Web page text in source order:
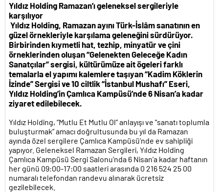
Yıldız Holding Ramazan’ı geleneksel sergileriyle
karşılıyor
Yıldız Holding, Ramazan ayını Türk-İslâm sanatının en
güzel örnekleriyle karşılama geleneğini sürdürüyor.
Birbirinden kıymetli hat, tezhip, minyatür ve çini
örneklerinden oluşan “Gelenekten Geleceğe Kadın
Sanatçılar” sergisi, kültürümüze ait ögeleri farklı
temalarla el yapımı kalemlere taşıyan “Kadim Köklerin
İzinde” Sergisi ve 10 ciltlik “İstanbul Mushafı” Eseri,
Yıldız Holding’in Çamlıca Kampüsü’nde 6 Nisan’a kadar
ziyaret edilebilecek.
Yıldız Holding, “Mutlu Et Mutlu Ol” anlayışı ve “sanatı toplumla
buluşturmak” amacı doğrultusunda bu yıl da Ramazan
ayında özel sergilere Çamlıca Kampüsü’nde ev sahipliği
yapıyor. Geleneksel Ramazan Sergileri, Yıldız Holding
Çamlıca Kampüsü Sergi Salonu’nda 6 Nisan’a kadar haftanın
her günü 09:00-17:00 saatleri arasında 0 216 524 25 00
numaralı telefondan randevu alınarak ücretsiz
gezilebilecek.